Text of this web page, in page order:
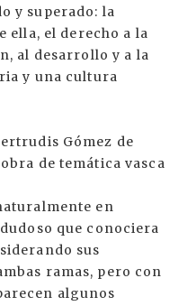
y superado: la
ella, el derecho a la
al desarrollo y a la
y una cultura
Gómez de
de temática vasca
en
que conociera
sus
ramas, pero con
algunos